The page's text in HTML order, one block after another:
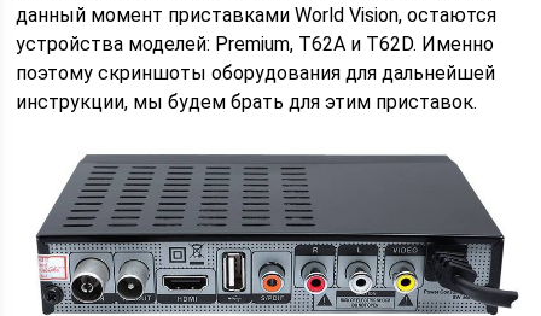
данный момент приставками World Vision, остаются
устройства моделей: Premium, T62A и T62D. Именно
поэтому скриншоты оборудования для дальнейшей
инструкции, мы будем брать для этим приставок.